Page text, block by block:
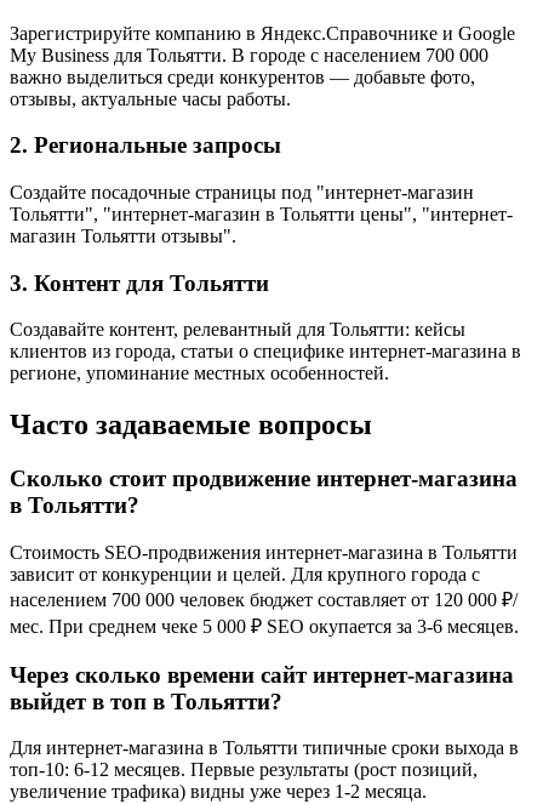
Зарегистрируйте компанию в Яндекс.Справочнике и Google
My Business для Тольятти. В городе с населением 700 000
важно выделиться среди конкурентов — добавьте фото,
отзывы, актуальные часы работы.
2. Региональные запросы
Создайте посадочные страницы под "интернет-магазин
Тольятти", "интернет-магазин в Тольятти цены", "интернет-
магазин Тольятти отзывы".
3. Контент для Тольятти
Создавайте контент, релевантный для Тольятти: кейсы
клиентов из города, статьи о специфике интернет-магазина в
регионе, упоминание местных особенностей.
Часто задаваемые вопросы
Сколько стоит продвижение интернет-магазина
в Тольятти?
Стоимость SEO-продвижения интернет-магазина в Тольятти
зависит от конкуренции и целей. Для крупного города с
населением 700 000 человек бюджет составляет от 120 000 ₽/
мес. При среднем чеке 5 000 ₽ SEO окупается за 3-6 месяцев.
Через сколько времени сайт интернет-магазина
выйдет в топ в Тольятти?
Для интернет-магазина в Тольятти типичные сроки выхода в
топ-10: 6-12 месяцев. Первые результаты (рост позиций,
увеличение трафика) видны уже через 1-2 месяца.